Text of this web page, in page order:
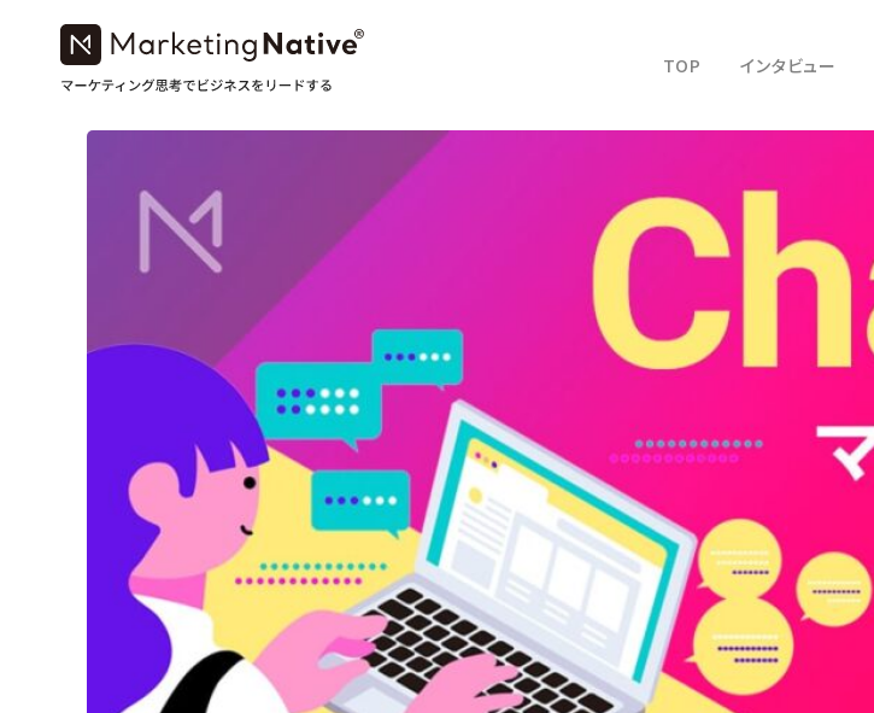
TOP インタビュー